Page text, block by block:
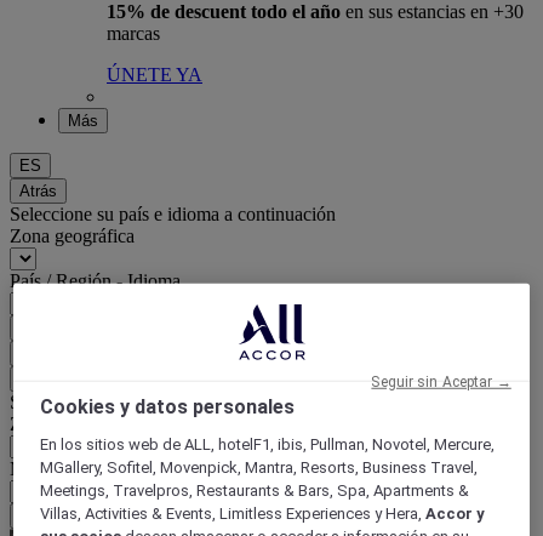
15% de descuent todo el año en sus estancias en +30
marcas
ÚNETE YA
Más
ES
Atrás
Seleccione su país e idioma a continuación
Zona geográfica
País / Región - Idioma
Seleccione su moneda a continuación
Zona geográfica
Moneda
Confirmar mi moneda
Cookies y datos personales
En los sitios web de ALL, hotelF1, ibis, Pullman, Novotel, Mercure,
MGallery, Sofitel, Movenpick, Mantra, Resorts, Business Travel,
Meetings, Travelpros, Restaurants & Bars, Spa, Apartments &
Villas, Activities & Events, Limitless Experiences y Hera,Accor y
Seguir sin Aceptar →